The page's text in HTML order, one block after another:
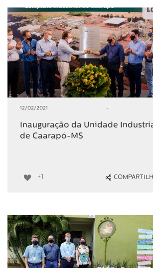
12/02/2021 -
Inauguração da Unidade
de Caarapó-MS
+1